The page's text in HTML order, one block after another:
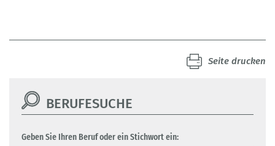
Seite drucken
BERUFESUCHE
Geben Sie Ihren Beruf oder ein Stichwort ein: